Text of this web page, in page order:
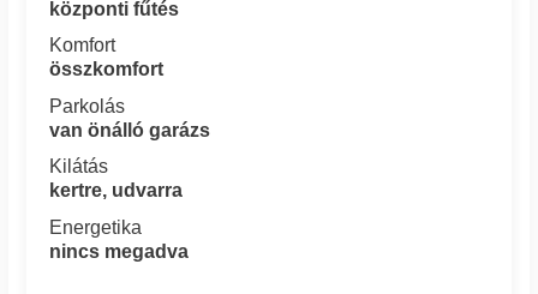
központi fűtés
Komfort
összkomfort
Parkolás
van önálló garázs
Kilátás
kertre, udvarra
Energetika
nincs megadva